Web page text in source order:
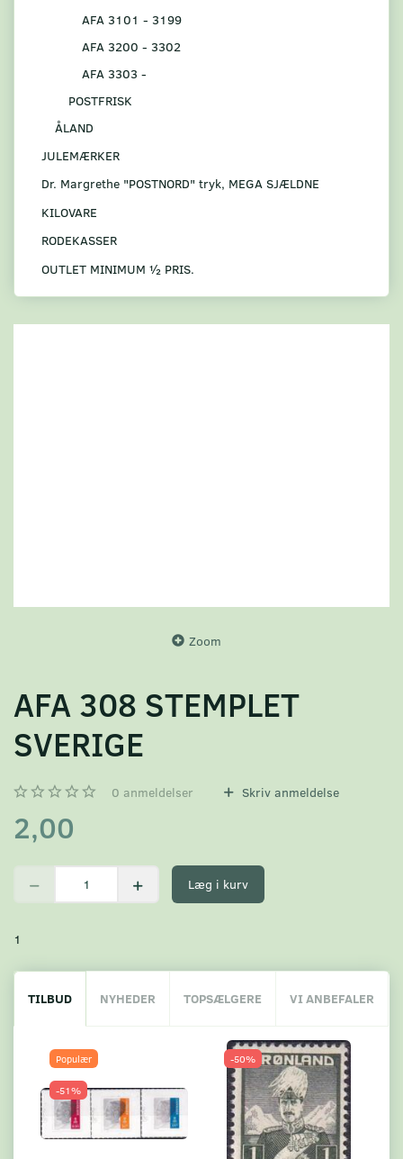
AFA 3101 - 3199
AFA 3200 - 3302
AFA 3303 -
POSTFRISK
ÅLAND
JULEMÆRKER
Dr. Margrethe "POSTNORD" tryk, MEGA SJÆLDNE
KILOVARE
RODEKASSER
OUTLET MINIMUM ½ PRIS.
Zoom
AFA 308 STEMPLET
SVERIGE
0 anmeldelser Skriv anmeldelse
2,00
Læg i kurv
1
TILBUD NYHEDER TOPSÆLGERE VI ANBEFALER
Populær
-51%
-50%